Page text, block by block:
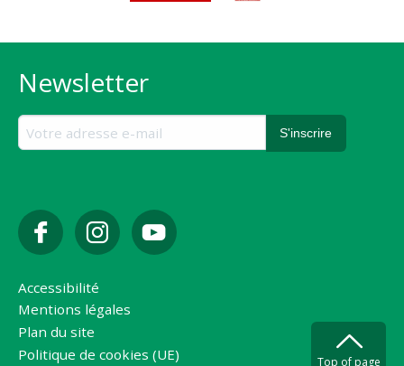
Newsletter
Accessibilité
Mentions légales
Plan du site
Politique de cookies (UE)
Top of page